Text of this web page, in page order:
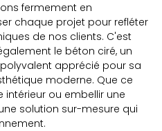
fermement en
chaque projet pour refléter
de nos clients. C'est
le béton ciré, un
apprécié pour sa
moderne. Que ce
ou embellir une
solution sur-mesure qui